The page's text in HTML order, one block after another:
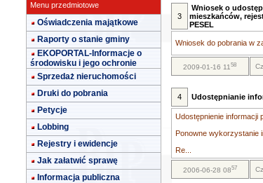
Menu przedmiotowe
Oświadczenia majątkowe
Raporty o stanie gminy
EKOPORTAL-Informacje o
środowisku i jego ochronie
Sprzedaż nieruchomości
Druki do pobrania
Petycje
Lobbing
Rejestry i ewidencje
Jak załatwić sprawę
Informacja publiczna
3
Wniosek o
mieszkańców,
PESEL
Wniosek do pobrania w
2009-01-16 1158
4 Udostępnianie
Udostępnienie informacji
Ponowne wykorzystanie
Re...
2006-06-28 0857